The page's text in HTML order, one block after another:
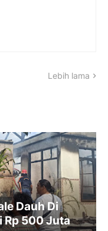
Lebih lama
Dauh Di
Rp 500 Juta